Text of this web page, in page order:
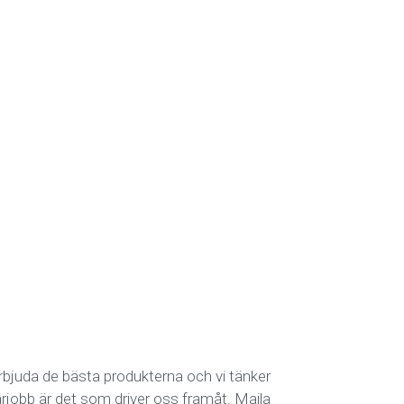
de bästa produkterna och vi tänker
är det som driver oss framåt. Maila